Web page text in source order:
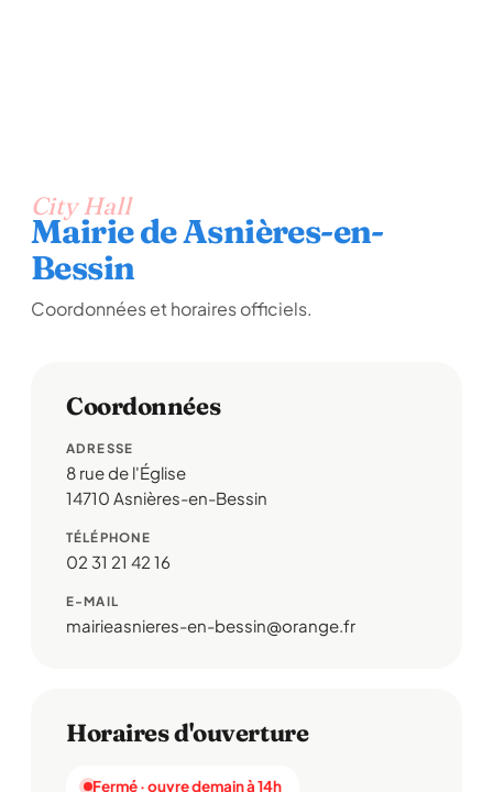
City Hall
Mairie de Asnières-en-
Bessin
Coordonnées et horaires officiels.
Coordonnées
ADRESSE
8 rue de l'Église
14710 Asnières-en-Bessin
TÉLÉPHONE
02 31 21 42 16
E-MAIL
mairieasnieres-en-bessin@orange.fr
Horaires d'ouverture
Fermé · ouvre demain à 14h